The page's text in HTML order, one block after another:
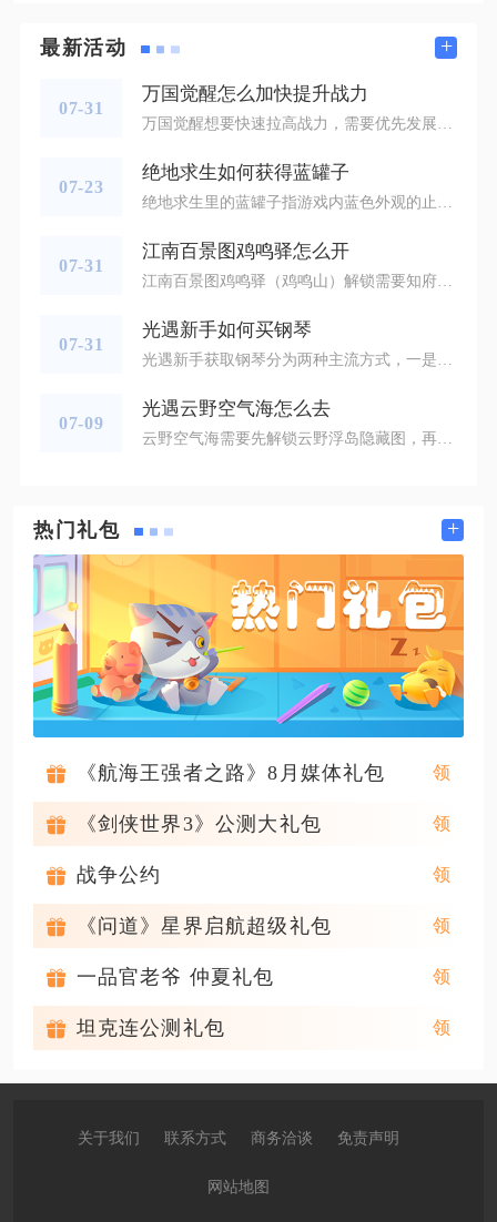
最新活动 +
07-31
万国觉醒怎么加快提升战力
07-23
绝地求生如何获得蓝罐子
07-31
江南百景图鸡鸣驿怎么开
07-31
光遇新手如何买钢琴
07-09
光遇云野空气海怎么去
热门礼包 +
《航海王强者之路》8月媒体礼包
《剑侠世界3》公测大礼包
战争公约
《问道》星界启航超级礼包
一品官老爷 仲夏礼包
坦克连公测礼包
关于我们 联系方式 商务洽谈 免责声明
网站地图